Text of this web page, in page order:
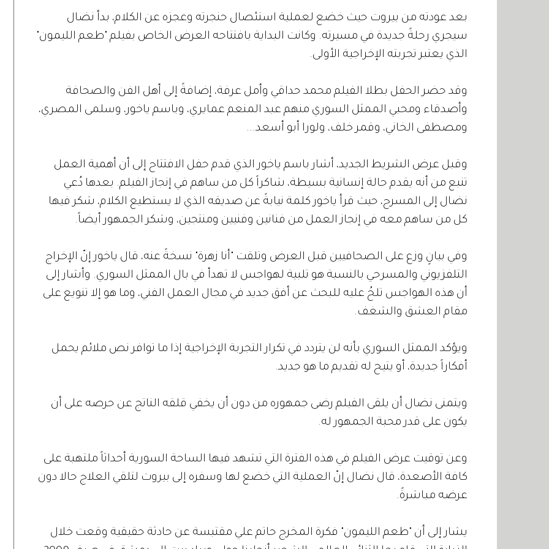
بعد عودته من بيروت حيث خضع لعملية استئصال حنجرته وعجزه عن الكلام، بدأ نضال
سيجري رحلةً جديدة في مسيرته. وكانت البداية بافتتاحه العرض الخاص بفيلم "طعم الليمون"
الذي يعتبر تجربته الإخراجية الأولى.
وقد حضر الحفل بطلا الفيلم محمد حداقي وأمل عرفة، إضافةً إلى أهل الفن والصحافة
وأصدقاء ومحبي الممثل السوري منهم عبد المنعم عمايري، وباسم ياخور، وسلمى المصري،
ومصطفى الخاني، وقمر خلف، ولورا أبو أسعد...
وقبل عرض الشريط الجديد، أشار باسم ياخور الذي قدم حفل الافتتاح إلى أن أهمية العمل
تنبع من أنه يقدم حالة إنسانية بسيطة، شاكراً كل من ساهم في إنجاز الفيلم. بعدها دُعي
نضال إلى المسرح، حيث قرأ ياخور كلمة نيابةً عن صديقه الذي لا يستطيع الكلام، شكر فيها
كل من ساهم معه في إنجاز العمل من فنانين وفنيين ومنتجين، وشكر الجمهور أيضاً.
وفي بيانٍ وزع على الصحافيين قبل العرض وتلقت "أنا زهرة" نسخةً عنه، قال ياخور إنّ الإخراج
التلفزيوني والمسرحي بالنسبة هو تلبية لهواجس لا تهدأ في بال الممثل السوري. وأشار إلى
أن هذه الهواجس تلحُ عليه للبحث عن أفق جديد في مجال العمل الفني، وما هو إلا تنويع على
مقام العشق والشغف.
ويؤكد الممثل السوري بأنه لن يتردد في تكرار التجربة الإخراجية إذا ما توافر نص ملائم يحمل
أفكاراً جديدة، أو يتيح له تقديم ما هو جديد.
ويتمنى نضال أن يلقى الفيلم رضى جمهوره من دون أن يخفي قلقه الناتج عن حرصه على أن
يكون على قدر محبة الجمهور له.
وعن توقيت عرض الفيلم في هذه الفترة التي تشهد فيها الساحة السورية أحداثاً ملتهبة على
كافة الأصعدة، قال نضال إنّ العملية التي خضع لها وسفره إلى بيروت لتلقي العلاج حالا دون
عرضه مباشرةً.
يشار إلى أن "طعم الليمون" فكرة المخرج حاتم علي مقتبسة عن حادثة حقيقية وقعت خلال